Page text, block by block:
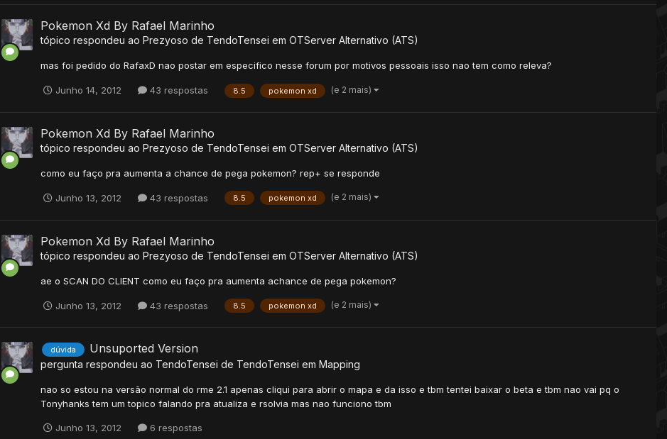
Pokemon Xd By Rafael Marinho
tópico respondeu ao Prezyoso de TendoTensei em OTServer Alternativo (ATS)
mas foi pedido do RafaxD nao postar em especifico nesse forum por motivos pessoais isso nao tem como releva?
Junho 14, 2012 43 respostas 8.5 pokemon xd (e 2 mais)
Pokemon Xd By Rafael Marinho
tópico respondeu ao Prezyoso de TendoTensei em OTServer Alternativo (ATS)
como eu faço pra aumenta a chance de pega pokemon? rep+ se responde
Junho 13, 2012 43 respostas 8.5 pokemon xd (e 2 mais)
Pokemon Xd By Rafael Marinho
tópico respondeu ao Prezyoso de TendoTensei em OTServer Alternativo (ATS)
ae o SCAN DO CLIENT como eu faço pra aumenta achance de pega pokemon?
Junho 13, 2012 43 respostas 8.5 pokemon xd (e 2 mais)
dúvida Unsuported Version
pergunta respondeu ao TendoTensei de TendoTensei em Mapping
nao so estou na versão normal do rme 2.1 apenas cliqui para abrir o mapa e da isso e tbm tentei baixar o beta e tbm nao vai pq o
Tonyhanks tem um topico falando pra atualiza e rsolvia mas nao funciono tbm
Junho 13, 2012 6 respostas